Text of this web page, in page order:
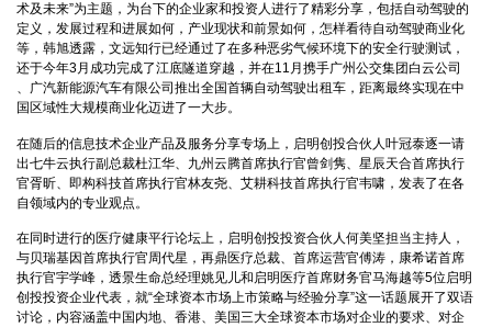
术及未来”为主题，为台下的企业家和投资人进行了精彩分享，包括自动驾驶的
定义，发展过程和进展如何，产业现状和前景如何，怎样看待自动驾驶商业化
等，韩旭透露，文远知行已经通过了在多种恶劣气候环境下的安全行驶测试，
还于今年3月成功完成了江底隧道穿越，并在11月携手广州公交集团白云公司
、广汽新能源汽车有限公司推出全国首辆自动驾驶出租车，距离最终实现在中
国区域性大规模商业化迈进了一大步。
在随后的信息技术企业产品及服务分享专场上，启明创投合伙人叶冠泰逐一请
出七牛云执行副总裁杜江华、九州云腾首席执行官曾剑隽、星辰天合首席执行
官胥昕、即构科技首席执行官林友尧、艾耕科技首席执行官韦啸，发表了在各
自领域内的专业观点。
在同时进行的医疗健康平行论坛上，启明创投投资合伙人何美坚担当主持人，
与贝瑞基因首席执行官周代星，再鼎医疗总裁、首席运营官傅涛，康希诺首席
执行官宇学峰，透景生命总经理姚见儿和启明医疗首席财务官马海越等5位启明
创投投资企业代表，就“全球资本市场上市策略与经验分享”这一话题展开了双语
讨论，内容涵盖中国内地、香港、美国三大全球资本市场对企业的要求、对企